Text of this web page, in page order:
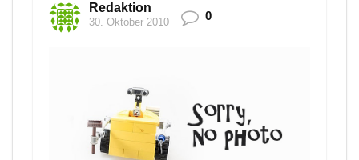
Redaktion
30. Oktober 2010 0